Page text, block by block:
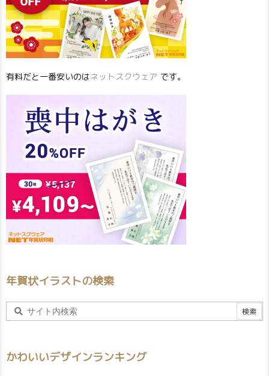
有料だと一番安いのはネットスクウェア です。
年賀状イラストの検索
かわいいデザインランキング